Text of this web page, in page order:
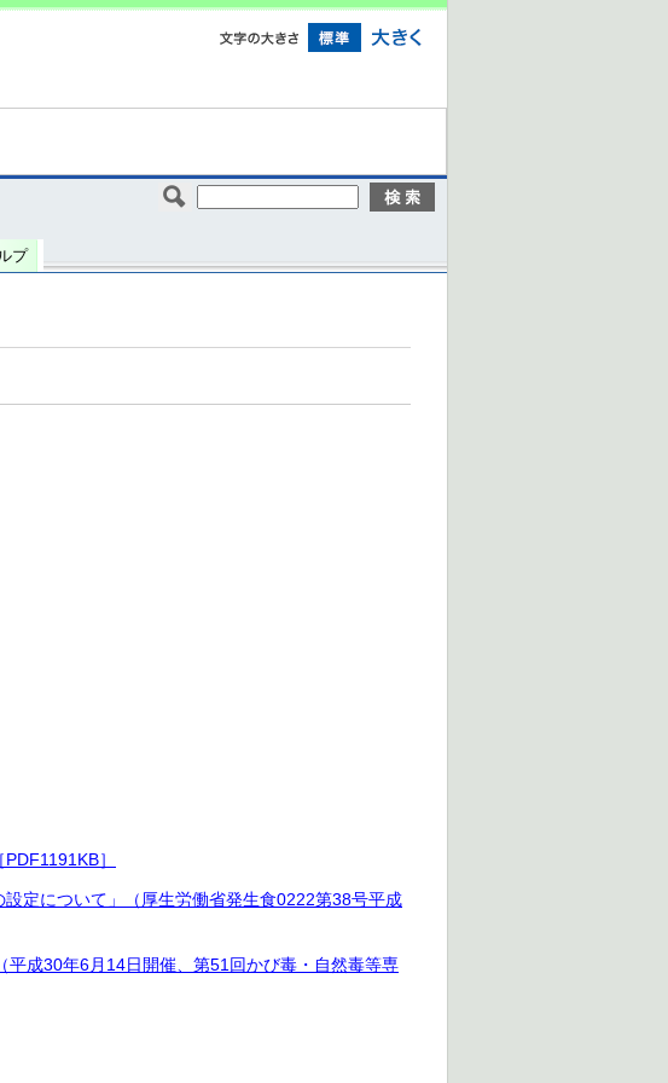
プ
］
定について」（厚生労働省発生食0222第38号平成
成30年6月14日開催、第51回かび毒・自然毒等専